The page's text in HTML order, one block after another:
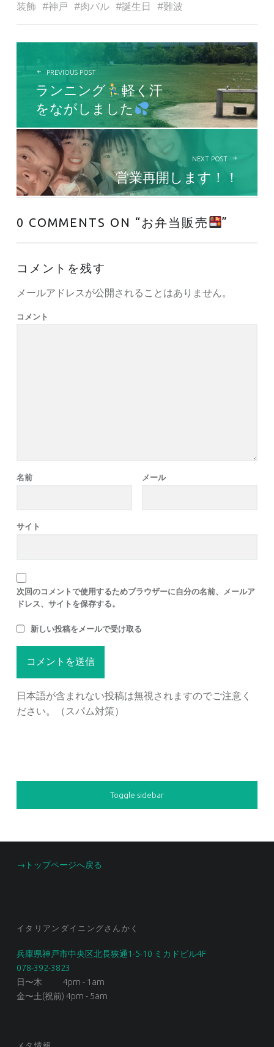
装飾
神戸 肉バル 誕生日 難波
投稿ナビゲーション
PREVIOUS POST
ランニング
軽く汗
をながしました
NEXT POST
営業再開します！！
0 COMMENTS ON “ お弁当販売 ”
コメントを残す
メールアドレスが公開されることはありません。
コメント
名前 メール
サイト
次回のコメントで使用するためブラウザーに自分の名前、メールア
ドレス、サイトを保存する。
新しい投稿をメールで受け取る
日本語が含まれない投稿は無視されますのでご注意く
ださい。（スパム対策）
SIDEBAR
Toggle sidebar
FOOTER SIDEBAR
→トップページへ戻る
イタリアンダイニングさんかく
兵庫県神戸市中央区北長狭通1-5-10 ミカドビル4F
078-392-3823
日〜木 4pm - 1am
金〜土(祝前) 4pm - 5am